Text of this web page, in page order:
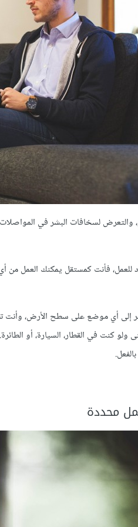
والتعرض لسخافات البشر في
فأنت كمستقل يمكنك العمل من
إلى أي موضع على سطح الأرض،
كنت في القطار، السيارة، أو